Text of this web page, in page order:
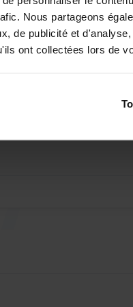
Nous partageons
de publicité et
ont collectées lors de
Am Flughafen
der Tür. Perfekter
parken. Am